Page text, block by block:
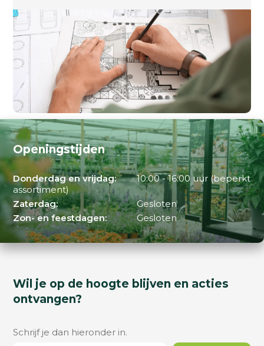
Openingstijden
Donderdag en vrijdag:
10:00 - 16:00 uur (beperkt
assortiment)
Zaterdag:
Gesloten
Zon- en feestdagen:
Gesloten
Wil je op de hoogte blijven en acties
ontvangen?
Schrijf je dan hieronder in.